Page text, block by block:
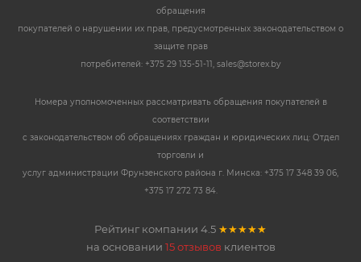
обращения
покупателей о нарушении их прав, предусмотренных законодательством о
защите прав
потребителей: +375 29 135-51-11, sales@storex.by
Номера уполномоченных рассматривать обращения покупателей в
соответствии
с законодательством об обращениях граждан и юридических лиц: Отдел
торговли и
услуг администрации Фрунзенского района г. Минска: +375 17 348 39 06,
+375 17 272 73 84.
Рейтинг компании 4.5 ★★★★★
на основании 15 отзывов клиентов